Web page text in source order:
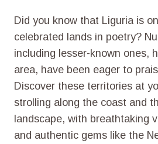
Did you know that Liguria is
celebrated lands in poetry?
including lesser-known ones,
area, have been eager to
Discover these territories at
strolling along the coast and
landscape, with breathtaking
and authentic gems like the